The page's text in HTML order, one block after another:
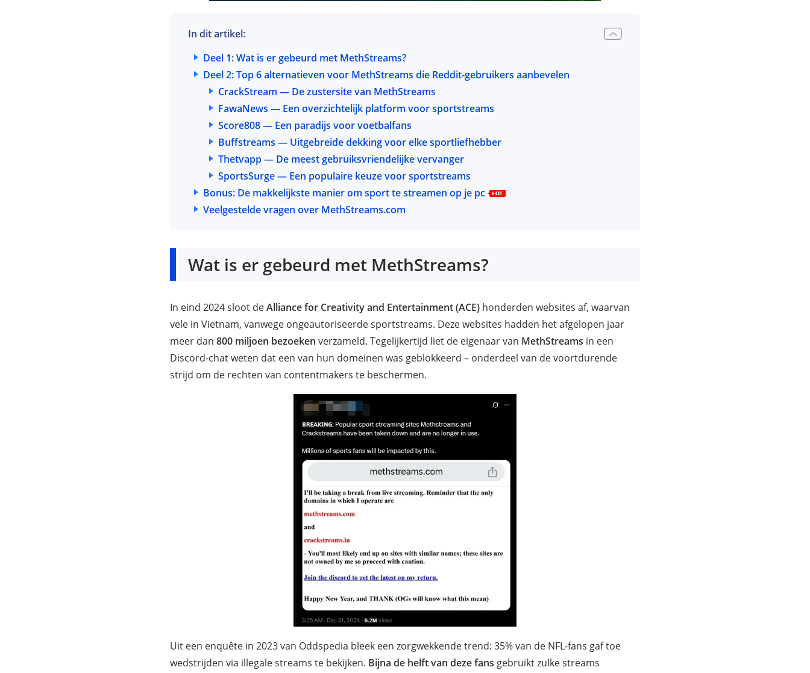
In dit artikel:
Deel 1: Wat is er gebeurd met MethStreams?
Deel 2: Top 6 alternatieven voor MethStreams die Reddit-gebruikers aanbevelen
CrackStream — De zustersite van MethStreams
FawaNews — Een overzichtelijk platform voor sportstreams
Score808 — Een paradijs voor voetbalfans
Buffstreams — Uitgebreide dekking voor elke sportliefhebber
Thetvapp — De meest gebruiksvriendelijke vervanger
SportsSurge — Een populaire keuze voor sportstreams
Bonus: De makkelijkste manier om sport te streamen op je pc
Veelgestelde vragen over MethStreams.com
Wat is er gebeurd met MethStreams?
In eind 2024 sloot deAlliance for Creativity and Entertainment (ACE) honderden websites af, waarvan
vele in Vietnam, vanwege ongeautoriseerde sportstreams. Deze websites hadden het afgelopen jaar
meer dan 800 miljoen bezoeken verzameld. Tegelijkertijd liet de eigenaar van MethStreams in een
Discord-chat weten dat een van hun domeinen was geblokkeerd – onderdeel van de voortdurende
strijd om de rechten van contentmakers te beschermen.
Uit een enquête in 2023 van Oddspedia bleek een zorgwekkende trend: 35% van de NFL-fans gaf toe
wedstrijden via illegale streams te bekijken. Bijna de helft van deze fans gebruikt zulke streams